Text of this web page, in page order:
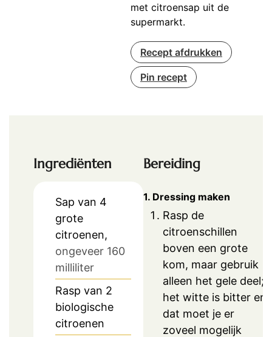
met citroensap uit de
supermarkt.
Recept afdrukken
Pin recept
Ingrediënten
Sap van 4
grote
citroenen,
ongeveer 160
milliliter
Rasp van 2
biologische
citroenen
Bereiding
1. Dressing maken
Rasp de
citroenschillen
boven een grote
kom, maar gebruik
alleen het gele deel;
het witte is bitter en
dat moet je er
zoveel mogelijk